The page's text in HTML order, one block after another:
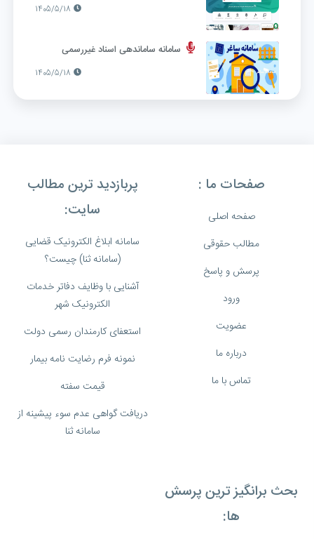
1405/5/18
سامانه ساماندهی اسناد غیررسمی
1405/5/18
صفحات ما :
صفحه اصلی
مطالب حقوقی
پرسش و پاسخ
ورود
عضویت
درباره ما
تماس با ما
پربازدید ترین مطالب
سایت:
سامانه ابلاغ الکترونیک قضایی
(سامانه ثنا) چیست؟
آشنایی با وظایف دفاتر خدمات
الکترونیک شهر
استعفای کارمندان رسمی دولت
نمونه فرم رضایت نامه بیمار
قیمت سفته
دریافت گواهی عدم سوء پیشینه از
سامانه ثنا
بحث برانگیز ترین پرسش
ها: